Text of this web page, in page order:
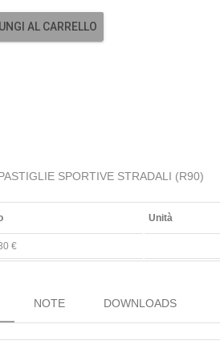
AL CARRELLO
SPORTIVE STRADALI (R90)
Unità
€
NOTE DOWNLOADS